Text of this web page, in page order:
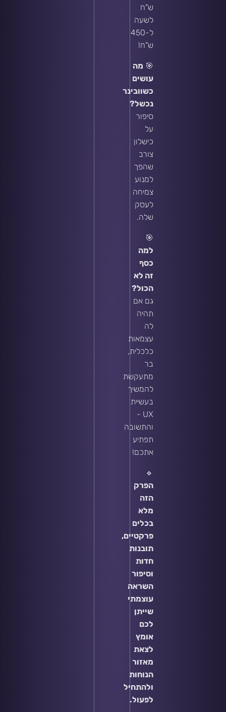
ש"ח
לשעה
ל-450
ש"ח!
🎯 מה
עושים
כשוובינר
נכשל?
סיפור
על
כישלון
צורב
שהפך
למנוע
צמיחה
לעסק
שלה.
🎯
למה
כסף
זה לא
הכול?
גם אם
תהיה
לה
עצמאות
כלכלית,
בר
מתעקשת
להמשיך
בעשיית
UX -
והתשובה
תפתיע
אתכם!
🔹
הפרק
הזה
מלא
בכלים
פרקטיים,
תובנות
חדות
וסיפור
השראה
עוצמתי
שייתן
לכם
אומץ
לצאת
מאזור
הנוחות
ולהתחיל
לפעול.